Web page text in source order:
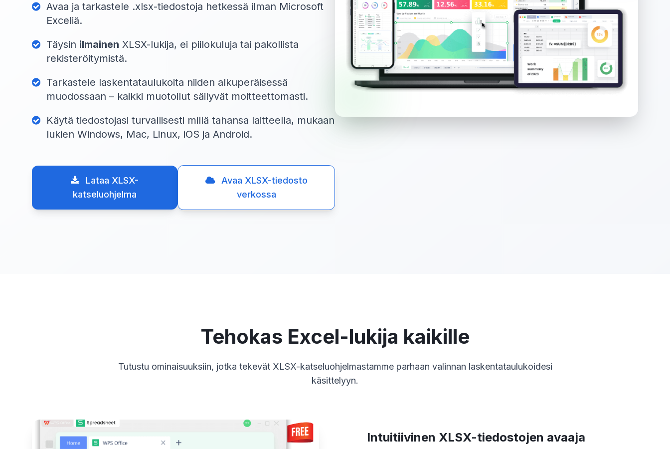
Avaa ja tarkastele .xlsx-tiedostoja hetkessä ilman Microsoft
Exceliä.
Täysin ilmainen XLSX-lukija, ei piilokuluja tai pakollista
rekisteröitymistä.
Tarkastele laskentataulukoita niiden alkuperäisessä
muodossaan – kaikki muotoilut säilyvät moitteettomasti.
Käytä tiedostojasi turvallisesti millä tahansa laitteella, mukaan
lukien Windows, Mac, Linux, iOS ja Android.
Lataa XLSX-
katseluohjelma
Avaa XLSX-tiedosto
verkossa
Tehokas Excel-lukija kaikille
Tutustu ominaisuuksiin, jotka tekevät XLSX-katseluohjelmastamme parhaan valinnan laskentataulukoidesi
käsittelyyn.
Intuitiivinen XLSX-tiedostojen avaaja